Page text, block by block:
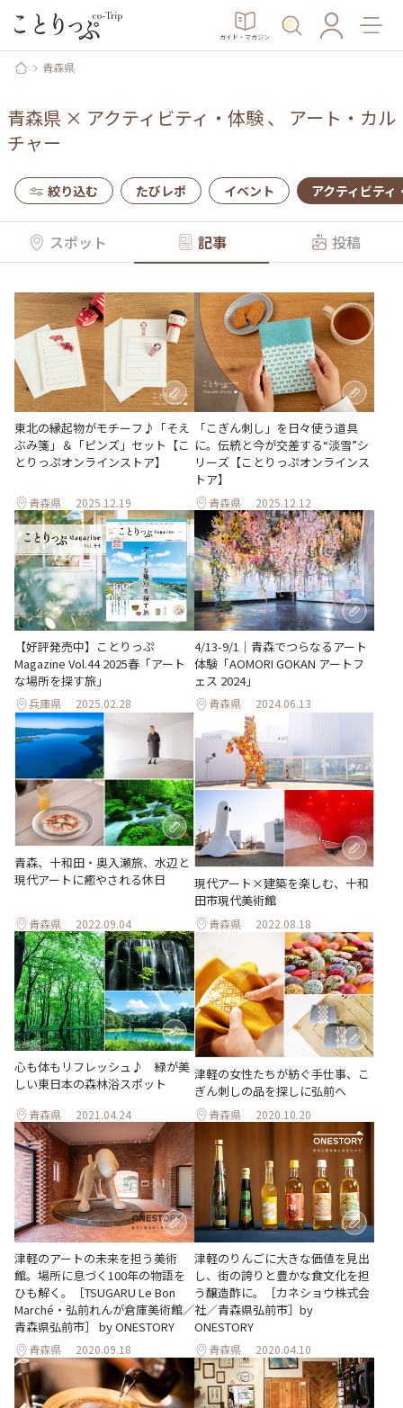
ガイド・マガジン
青森県
青森県 × アクティビティ・体験、 アート・カル
チャー
絞り込む たびレポ イベント アクティビティ
スポット 記事 投稿
東北の縁起物がモチーフ♪「そえ
ぶみ箋」＆「ピンズ」セット【こ
とりっぷオンラインストア】
青森県 2025.12.19
「こぎん刺し」を日々使う道具
に。伝統と今が交差する“淡雪”シ
リーズ【ことりっぷオンラインス
トア】
青森県 2025.12.12
【好評発売中】ことりっぷ
Magazine Vol.44 2025春「アート
な場所を探す旅」
兵庫県 2025.02.28
4/13-9/1｜青森でつらなるアート
体験「AOMORI GOKAN アートフ
ェス 2024」
青森県 2024.06.13
青森、十和田・奥入瀬旅、水辺と
現代アートに癒やされる休日
青森県 2022.09.04
現代アート×建築を楽しむ、十和
田市現代美術館
青森県 2022.08.18
心も体もリフレッシュ♪ 緑が美
しい東日本の森林浴スポット
青森県 2021.04.24
津軽の女性たちが紡ぐ手仕事、こ
ぎん刺しの品を探しに弘前へ
青森県 2020.10.20
津軽のアートの未来を担う美術
館。場所に息づく100年の物語を
ひも解く。［TSUGARU Le Bon
Marché・弘前れんが倉庫美術館／
青森県弘前市］ by ONESTORY
青森県 2020.09.18
津軽のりんごに大きな価値を見出
し、街の誇りと豊かな食文化を担
う醸造酢に。［カネショウ株式会
社／青森県弘前市］by
ONESTORY
青森県 2020.04.10